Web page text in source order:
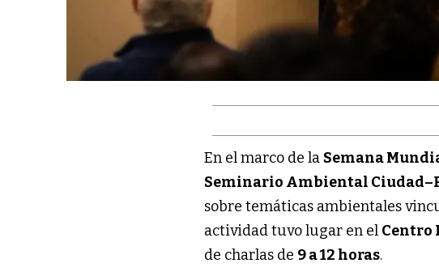
En el marco de la Semana
Seminario Ambiental
sobre temáticas ambientales
actividad tuvo lugar en el Centro
de charlas de 9 a 12 horas.